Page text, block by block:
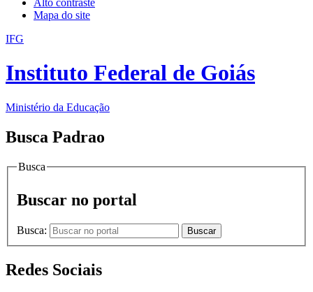
Alto contraste
Mapa do site
IFG
Instituto Federal de Goiás
Ministério da Educação
Busca Padrao
Busca
Buscar no portal
Busca: Buscar
Redes Sociais